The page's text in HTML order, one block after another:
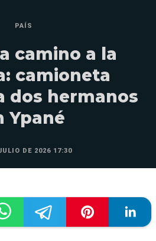
PAÍS
camino a la
camioneta
dos hermanos
Ypané
DE 2026 17:30